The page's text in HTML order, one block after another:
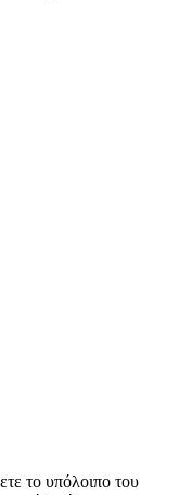
το υπόλοιπο του